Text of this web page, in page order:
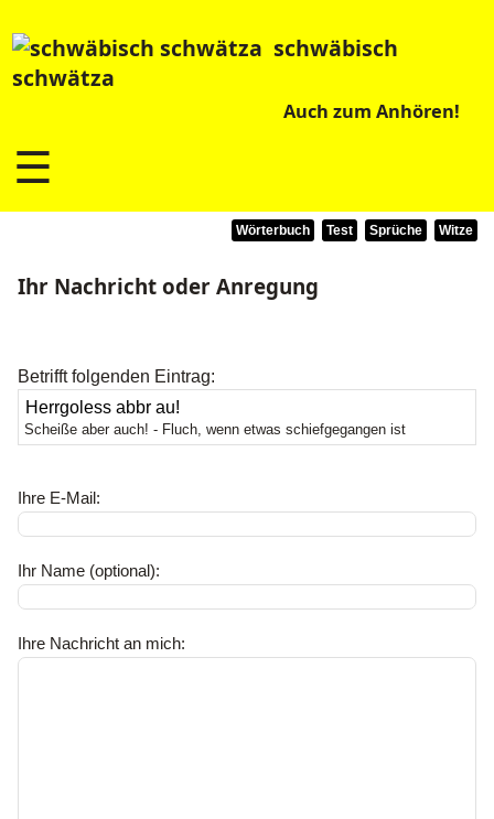
schwäbisch
schwätza
Auch zum Anhören!
☰
Wörterbuch Test Sprüche Witze
Ihr Nachricht oder Anregung
Betrifft folgenden Eintrag:
Scheiße aber auch! - Fluch, wenn etwas schiefgegangen ist
Ihre E-Mail:
Ihr Name (optional):
Ihre Nachricht an mich: